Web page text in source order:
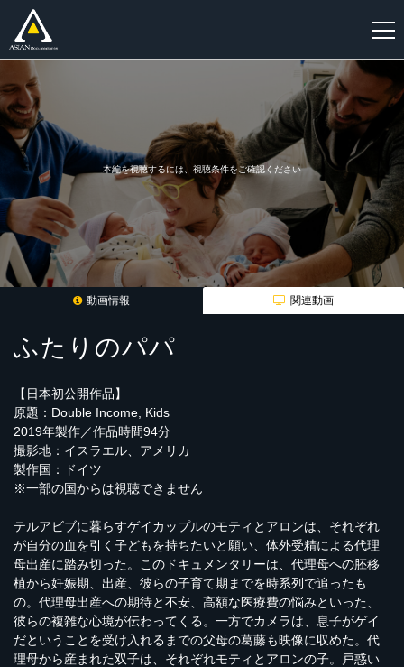
新
登
本編を視聴するには、視聴条件をご確認ください
動画情報 関連動画
ふたりのパパ
【日本初公開作品】
原題：Double Income, Kids
2019年製作／作品時間94分
撮影地：イスラエル、アメリカ
製作国：ドイツ
※一部の国からは視聴できません
テルアビブに暮らすゲイカップルのモティとアロンは、それぞれ
が自分の血を引く子どもを持ちたいと願い、体外受精による代理
母出産に踏み切った。このドキュメンタリーは、代理母への胚移
植から妊娠期、出産、彼らの子育て期までを時系列で追ったも
の。代理母出産への期待と不安、高額な医療費の悩みといった、
彼らの複雑な心境が伝わってくる。一方でカメラは、息子がゲイ
だということを受け入れるまでの父母の葛藤も映像に収めた。代
理母から産まれた双子は、それぞれモティとアロンの子。戸惑い